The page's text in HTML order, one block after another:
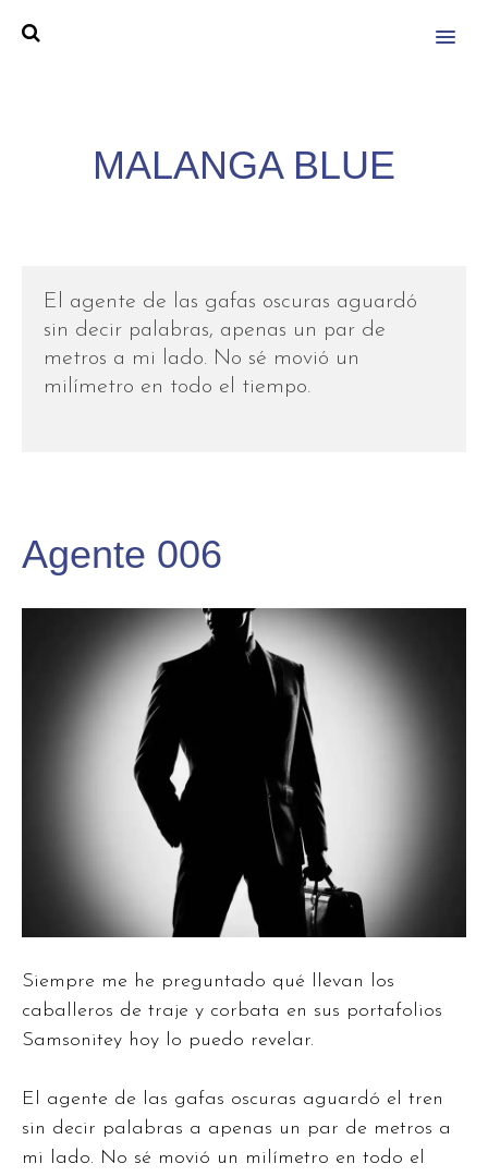
MENU
MALANGA BLUE
El agente de las gafas oscuras aguardó
sin decir palabras, apenas un par de
metros a mi lado. No sé movió un
milímetro en todo el tiempo.
Agente 006
Siempre me he preguntado qué llevan los
caballeros de traje y corbata en sus portafolios
Samsonitey hoy lo puedo revelar.
El agente de las gafas oscuras aguardó el tren
sin decir palabras a apenas un par de metros a
mi lado. No sé movió un milímetro en todo el